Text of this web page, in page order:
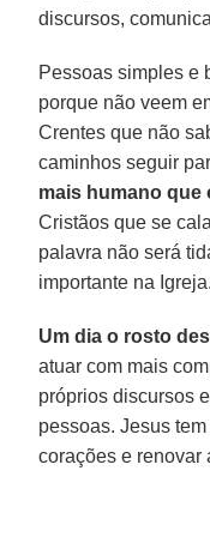
discursos,
Pessoas simples e
porque não veem
Crentes que não
caminhos seguir
mais humano que
Cristãos que se
palavra não será
importante na Igreja.
Um dia o rosto
atuar com mais
próprios discursos
pessoas. Jesus
corações e renovar